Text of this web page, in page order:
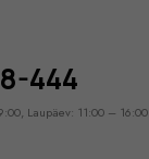
444
Laupäev: 11:00 – 16:00